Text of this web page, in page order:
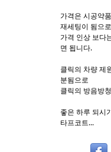
가격은 시공약
재세팅이 됨으로
가격 인상 보다
면 됩니다.
클릭의 차량 제
분됨으로
클릭의 방음방
좋은 하루 되시
타프코트...